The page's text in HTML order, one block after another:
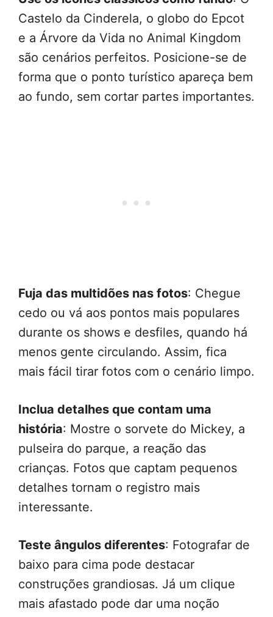
Castelo da Cinderela, o globo do Epcot
e a Árvore da Vida no Animal Kingdom
são cenários perfeitos. Posicione-se de
forma que o ponto turístico apareça bem
ao fundo, sem cortar partes importantes.
Fuja das multidões nas fotos: Chegue
cedo ou vá aos pontos mais populares
durante os shows e desfiles, quando há
menos gente circulando. Assim, fica
mais fácil tirar fotos com o cenário limpo.
Inclua detalhes que contam uma
história: Mostre o sorvete do Mickey, a
pulseira do parque, a reação das
crianças. Fotos que captam pequenos
detalhes tornam o registro mais
interessante.
Teste ângulos diferentes: Fotografar de
baixo para cima pode destacar
construções grandiosas. Já um clique
mais afastado pode dar uma noção